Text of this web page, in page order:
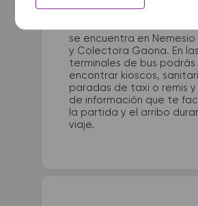
se encuentra en Nemesio
y Colectora Gaona. En las
terminales de bus podrás
encontrar kioscos,
paradas de taxi o remis y
de información que te
la partida y el arribo
viaje.